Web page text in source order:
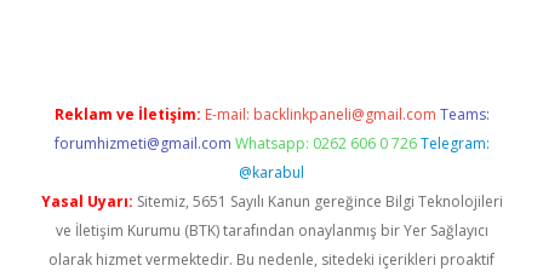
Reklam ve İletişim: E-mail: backlinkpaneli@gmail.com Teams:
forumhizmeti@gmail.com Whatsapp: 0262 606 0 726 Telegram:
@karabul
Yasal Uyarı: Sitemiz, 5651 Sayılı Kanun gereğince Bilgi Teknolojileri
ve İletişim Kurumu (BTK) tarafından onaylanmış bir Yer Sağlayıcı
olarak hizmet vermektedir. Bu nedenle, sitedeki içerikleri proaktif